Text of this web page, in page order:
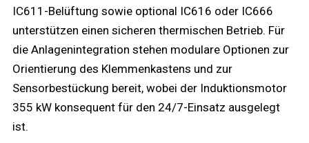
IC611-Belüftung sowie optional IC616 oder IC666
unterstützen einen sicheren thermischen Betrieb. Für
die Anlagenintegration stehen modulare Optionen zur
Orientierung des Klemmenkastens und zur
Sensorbestückung bereit, wobei der Induktionsmotor
355 kW konsequent für den 24/7-Einsatz ausgelegt
ist.